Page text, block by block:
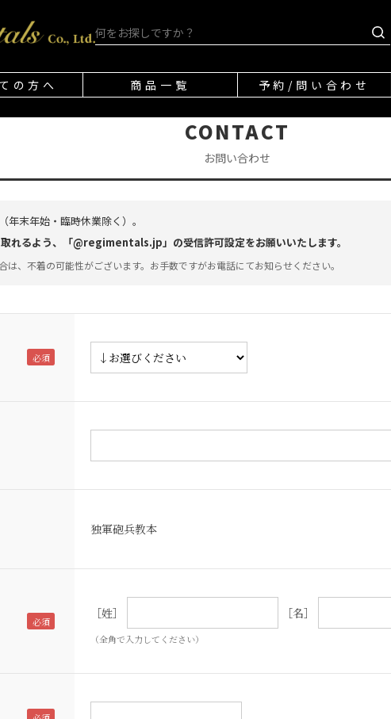
の方へ 商品一覧 予約/問い合わせ
CONTACT
お問い合わせ
年末年始・臨時休業除く）。
れるよう、「@regimentals.jp」の受信許可設定をお願いいたします。
は、不着の可能性がございます。お手数ですがお電話にてお知らせください。
独軍砲兵教本
［姓］ ［名］
（全角で入力してください）